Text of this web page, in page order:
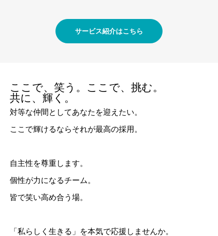
サービス紹介はこちら
ここで、笑う。ここで、挑む。
共に、輝く。
対等な仲間としてあなたを迎えたい。
ここで輝けるならそれが最高の採用。
自主性を尊重します。
個性が力になるチーム。
皆で笑い高め合う場。
「私らしく生きる」を本気で応援しませんか。